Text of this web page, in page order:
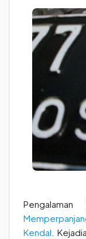
Kendal .